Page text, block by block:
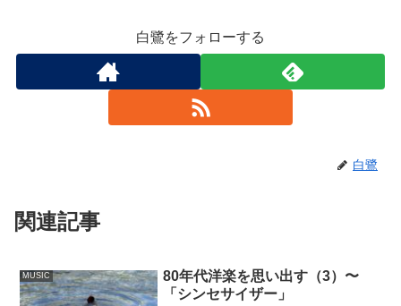
白鷺をフォローする
白鷺
関連記事
MUSIC
80年代洋楽を思い出す（3）〜
「シンセサイザー」